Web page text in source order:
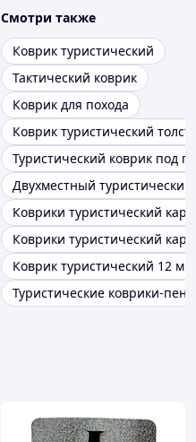
Смотри также
Коврик туристический
Тактический коврик
Коврик для похода
Коврик туристический
Туристический коврик под
Двухместный туристический
Коврики туристический
Коврики туристический
Коврик туристический 12 мм
Туристические коврики-